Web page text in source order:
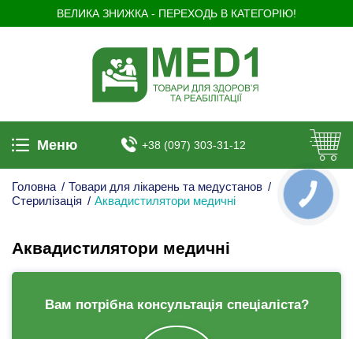
ВЕЛИКА ЗНИЖКА - ПЕРЕХОДЬ В КАТЕГОРІЮ!
Меню +38 (097) 303-31-12
Головна / Товари для лікарень та медустанов /
Стерилізація / Аквадистилятори медичні
Аквадистилятори медичні
Вам потрібна консультація спеціаліста?
КНОПКА
ЗВ'ЯЗКУ